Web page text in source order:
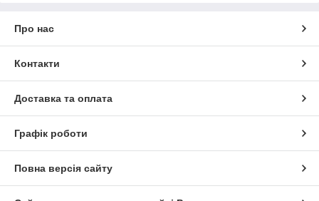
Про нас
Контакти
Доставка та оплата
Графік роботи
Повна версія сайту